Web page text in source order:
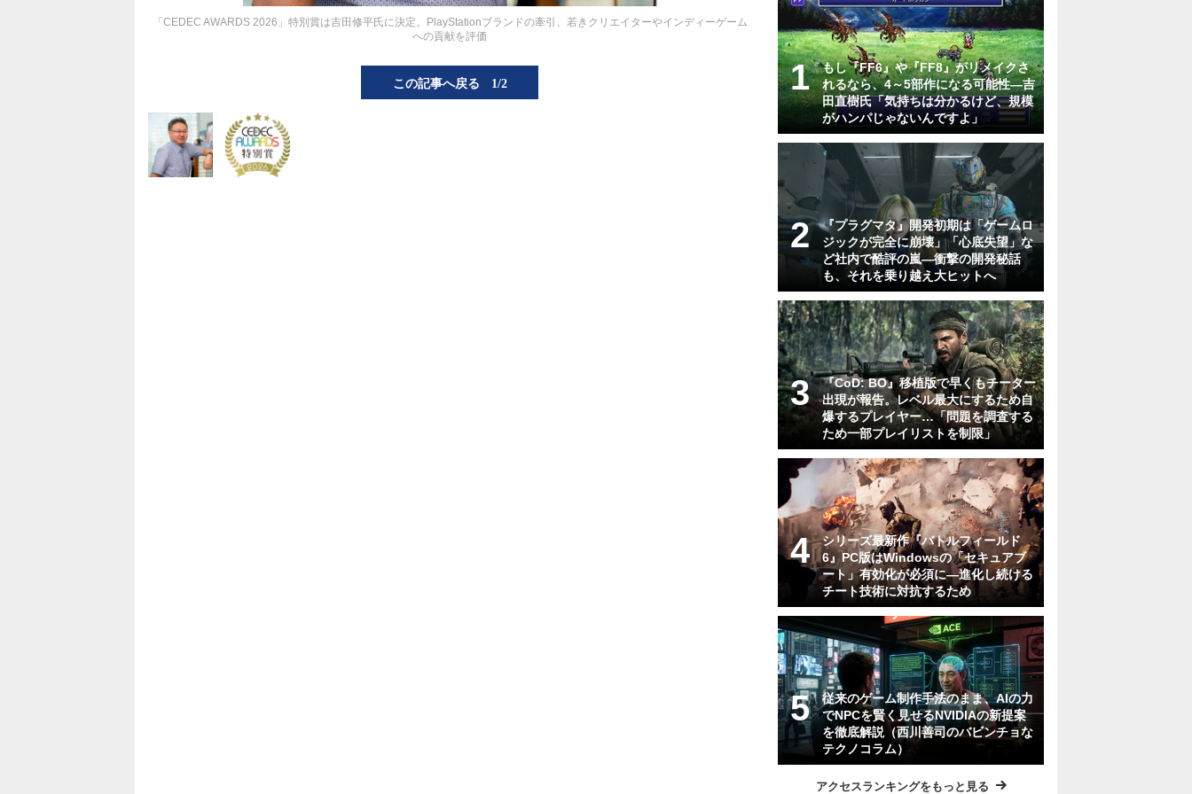
「CEDEC AWARDS 2026」特別賞は吉田修平氏に決定。PlayStationブランドの牽引、若きクリエイターやインディーゲーム
への貢献を評価
この記事へ戻る 1/2
もし『FF6』や『FF8』がリメイクさ
れるなら、4～5部作になる可能性―吉
田直樹氏「気持ちは分かるけど、規模
がハンパじゃないんですよ」
『プラグマタ』開発初期は「ゲームロ
ジックが完全に崩壊」「心底失望」な
ど社内で酷評の嵐―衝撃の開発秘話
も、それを乗り越え大ヒットへ
『CoD: BO』移植版で早くもチーター
出現が報告。レベル最大にするため自
爆するプレイヤー…「問題を調査する
ため一部プレイリストを制限」
シリーズ最新作『バトルフィールド
6』PC版はWindowsの「セキュアブ
ート」有効化が必須に―進化し続ける
チート技術に対抗するため
従来のゲーム制作手法のまま、AIの力
でNPCを賢く見せるNVIDIAの新提案
を徹底解説（西川善司のバビンチョな
テクノコラム）
アクセスランキングをもっと見る